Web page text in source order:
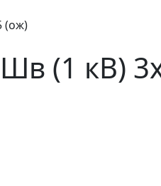
(ож)
(1 кВ)